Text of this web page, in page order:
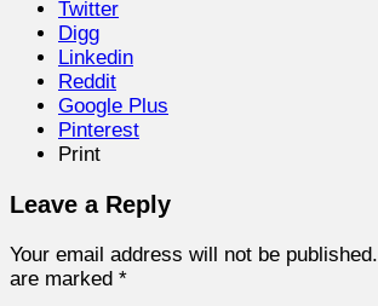
Twitter
Digg
Linkedin
Reddit
Google Plus
Pinterest
Print
Leave a Reply
Your email address will not be published.
are marked *